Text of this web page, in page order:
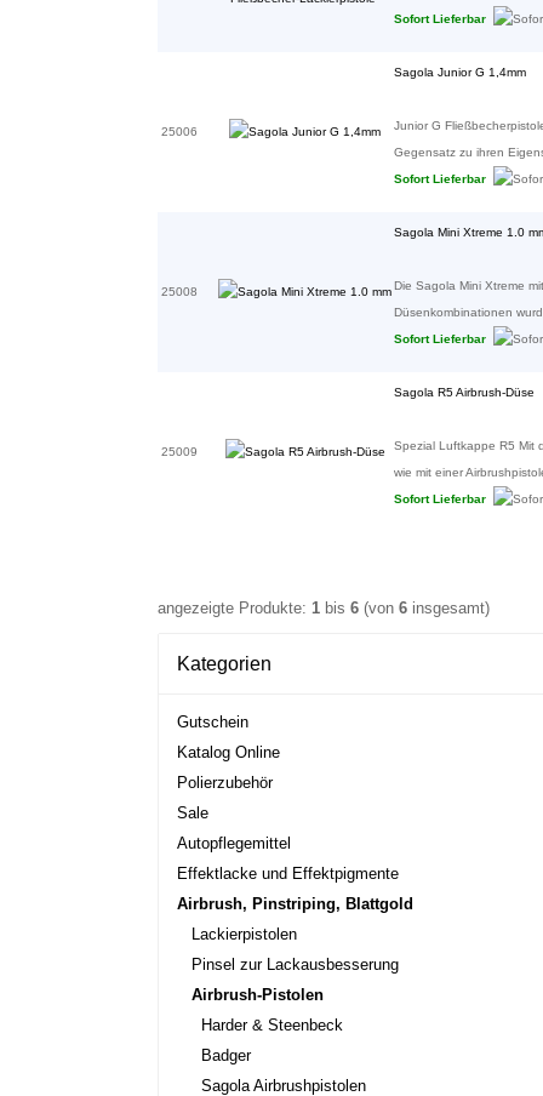
Sofort Lieferbar
25006
Sagola Junior G 1,4mm
Junior G
Gegensatz zu ihren
Sofort Lieferbar
25008
Sagola Mini Xtreme 1.0
Die Sagola Mini Xtreme
Düsenkombinationen
Sofort Lieferbar
25009
Sagola R5 Airbrush-Düse
Spezial Luftkappe R5 Mit
wie mit einer
Sofort Lieferbar
angezeigte Produkte: 1 bis 6 (von 6 insgesamt)
Kategorien
Gutschein
Katalog Online
Polierzubehör
Sale
Autopflegemittel
Effektlacke und Effektpigmente
Airbrush, Pinstriping, Blattgold
Lackierpistolen
Pinsel zur Lackausbesserung
Airbrush-Pistolen
Harder & Steenbeck
Badger
Sagola Airbrushpistolen